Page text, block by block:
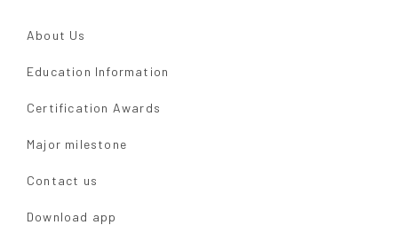
About Us
Education Information
Certification Awards
Major milestone
Contact us
Download app